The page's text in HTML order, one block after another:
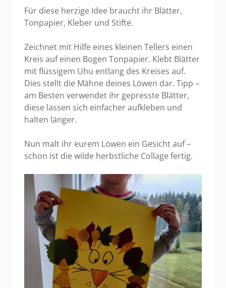
Für diese herzige Idee braucht ihr Blätter,
Tonpapier, Kleber und Stifte.
Zeichnet mit Hilfe eines kleinen Tellers einen
Kreis auf einen Bogen Tonpapier. Klebt Blätter
mit flüssigem Uhu entlang des Kreises auf.
Dies stellt die Mähne deines Löwen dar. Tipp –
am Besten verwendet ihr gepresste Blätter,
diese lassen sich einfacher aufkleben und
halten länger.
Nun malt ihr eurem Löwen ein Gesicht auf –
schon ist die wilde herbstliche Collage fertig.